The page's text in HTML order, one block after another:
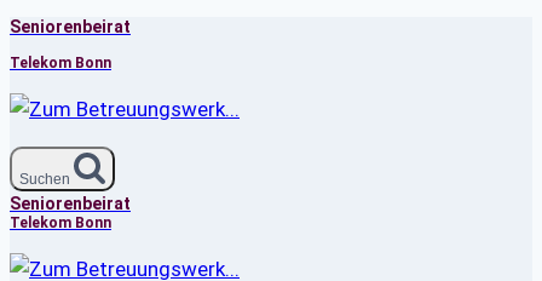
Zum
Inhalt
springen
Seniorenbeirat
Telekom Bonn
Suchen
Seniorenbeirat
Telekom Bonn